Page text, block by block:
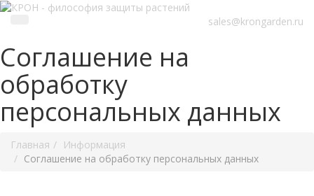
sales@krongarden.ru
Соглашение на
обработку
персональных данных
Главная
Информация
Соглашение на обработку персональных данных